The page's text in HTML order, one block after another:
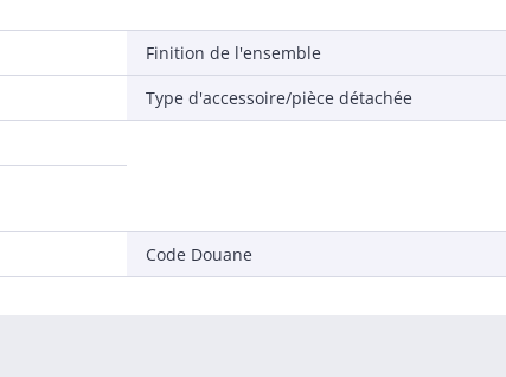
Finition de l'ensemble
Type d'accessoire/pièce détachée
Code Douane